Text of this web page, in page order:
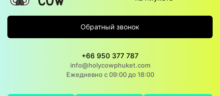
Обратный звонок
+66 950 377 787
info@holycowphuket.com
Ежедневно с 09:00 до 18:00